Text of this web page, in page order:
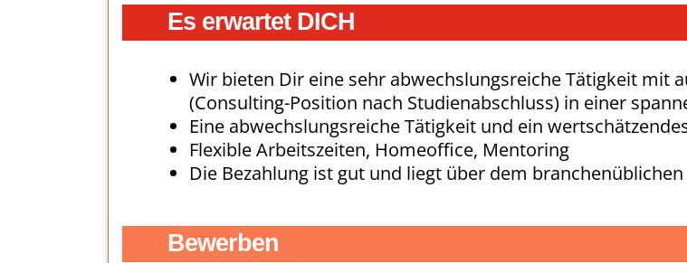
Es erwartet DICH
Wir bieten Dir eine sehr abwechslungsreiche Tätigkeit mit
(Consulting-Position nach Studienabschluss) in einer
Eine abwechslungsreiche Tätigkeit und ein
Flexible Arbeitszeiten, Homeoffice, Mentoring
Die Bezahlung ist gut und liegt über dem
Bewerben